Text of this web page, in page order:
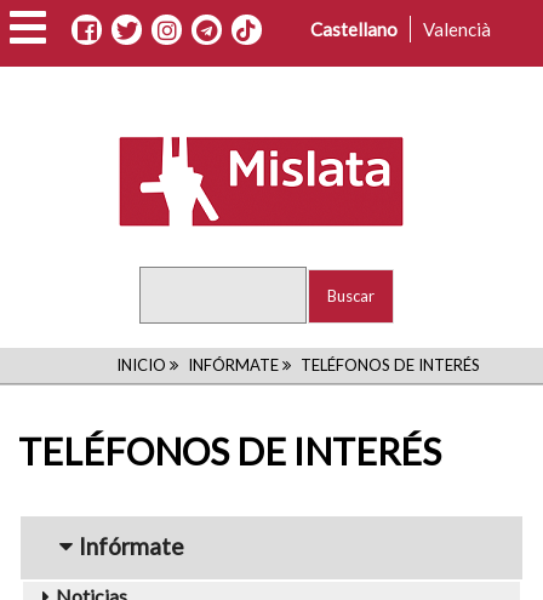
Pasar
al
contenido
Castellano Valencià
RUTA
NAVEGACIÓN
INICIO INFÓRMATE TELÉFONOS DE INTERÉS
TELÉFONOS DE INTERÉS
navigation1
Infórmate